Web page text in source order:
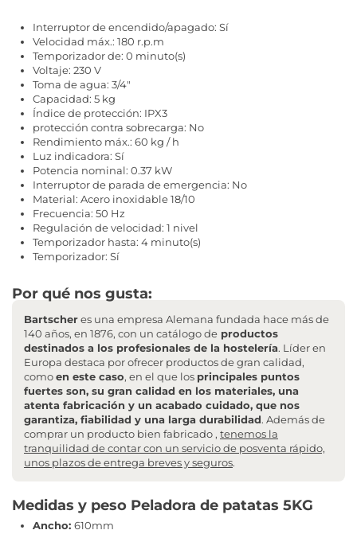
Interruptor de encendido/apagado: Sí
Velocidad máx.: 180 r.p.m
Temporizador de: 0 minuto(s)
Voltaje: 230 V
Toma de agua: 3/4"
Capacidad: 5 kg
Índice de protección: IPX3
protección contra sobrecarga: No
Rendimiento máx.: 60 kg / h
Luz indicadora: Sí
Potencia nominal: 0.37 kW
Interruptor de parada de emergencia: No
Material: Acero inoxidable 18/10
Frecuencia: 50 Hz
Regulación de velocidad: 1 nivel
Temporizador hasta: 4 minuto(s)
Temporizador: Sí
Por qué nos gusta:
Bartscheres una empresa Alemana fundada hace más de
140 años, en 1876, con un catálogo de productos
destinados a los profesionales de la hostelería. Líder en
Europa destaca por ofrecer productos de gran calidad,
comoen este caso, en el que los principales puntos
fuertes son, su gran calidad en los materiales, una
atenta fabricación y un acabado cuidado, que nos
garantiza, fiabilidad y una larga durabilidad. Además de
comprar un producto bien fabricado , tenemos la
tranquilidad de contar con un servicio de posventa rápido,
unos plazos de entrega breves y seguros.
Medidas y peso Peladora de patatas 5KG
Ancho: 610mm